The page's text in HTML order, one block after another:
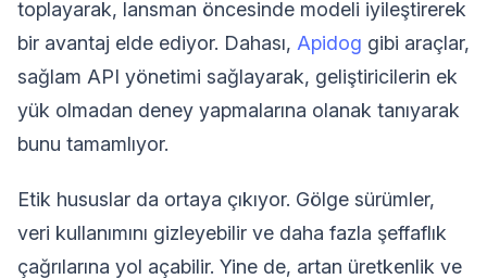
toplayarak, lansman öncesinde modeli iyileştirerek
bir avantaj elde ediyor. Dahası, Apidog gibi araçlar,
sağlam API yönetimi sağlayarak, geliştiricilerin ek
yük olmadan deney yapmalarına olanak tanıyarak
bunu tamamlıyor.
Etik hususlar da ortaya çıkıyor. Gölge sürümler,
veri kullanımını gizleyebilir ve daha fazla şeffaflık
çağrılarına yol açabilir. Yine de, artan üretkenlik ve